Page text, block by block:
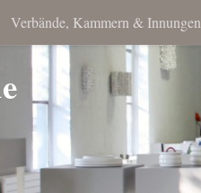
Verbände, Kammern & Innungen